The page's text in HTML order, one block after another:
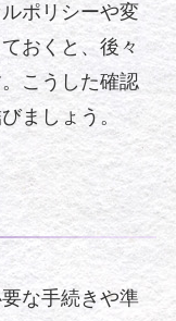
ポリシーや変
おくと、後々
こうした確認
ましょう。
な手続きや準